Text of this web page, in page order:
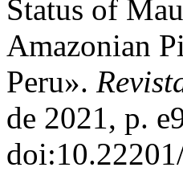
Status of
Amazonian
Peru».
de 2021, p.